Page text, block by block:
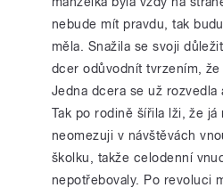
nebude mít pravdu, tak
měla. Snažila se svoji
dcer odůvodnít tvrzením, že
Jedna dcera se už rozvedla
Tak po rodině šířila lži, že
neomezuji v návštěvách
školku, takže celodenní
nepotřebovaly. Po revoluci